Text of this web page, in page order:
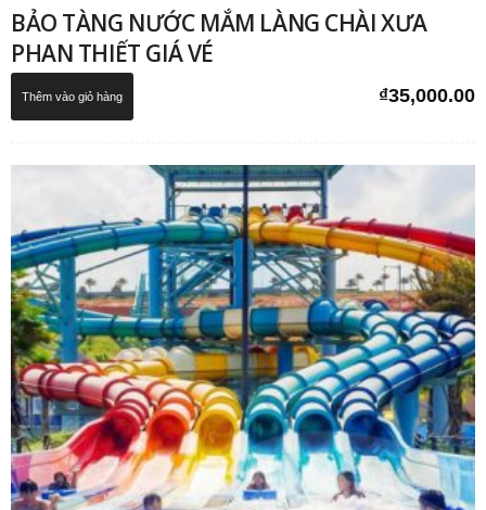
BẢO TÀNG NƯỚC MẮM LÀNG CHÀI XƯA
PHAN THIẾT GIÁ VÉ
₫35,000.00
Thêm vào giỏ hàng